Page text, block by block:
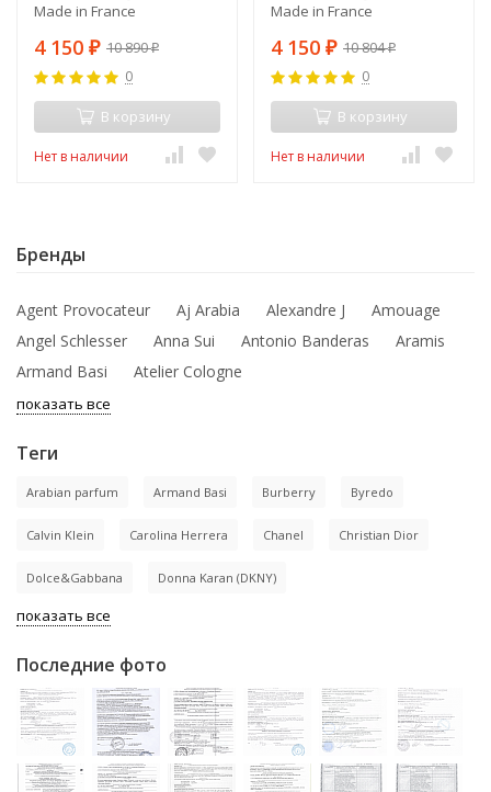
Made in France
4 150 ₽ 10 890₽
0
В корзину
Нет в наличии
Made in France
4 150 ₽ 10 804₽
0
В корзину
Нет в наличии
Бренды
Agent Provocateur Aj Arabia Alexandre J
Amouage
Angel Schlesser
Anna Sui Antonio Banderas
Aramis
Armand Basi
Atelier Cologne
показать все
Теги
Arabian parfum Armand Basi Burberry Byredo
Calvin Klein Carolina Herrera Chanel Christian Dior
Dolce&Gabbana Donna Karan (DKNY)
показать все
Последние фото